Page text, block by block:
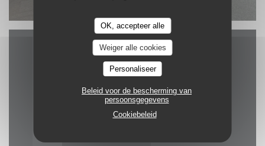
OK, accepteer alle
Weiger alle cookies
Personaliseer
Beleid voor de bescherming van
persoonsgegevens
Cookiebeleid
Plattegrond en
Contact
((opent in